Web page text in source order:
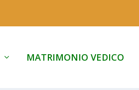
MATRIMONIO VEDICO